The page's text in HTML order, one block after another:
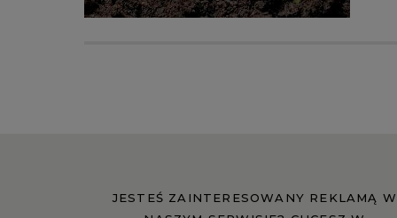
JESTEŚ ZAINTERESOWANY REKLAMĄ W